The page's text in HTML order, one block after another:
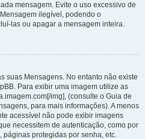
mensagem. Evite o uso excessivo de
ilegível, podendo o
las ou apagar a mensagem inteira.
suas Mensagens. No entanto não existe
Para exibir uma imagem utilize as
img], (consulte o Guia de
para mais informações). A menos
acessível não pode exibir imagens
necessitem de autenticação, como por
protegidas por senha, etc.